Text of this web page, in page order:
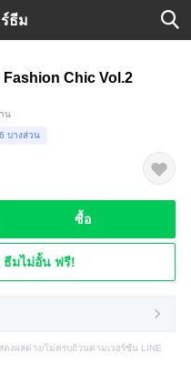
ร์ธีม
Chic Vol.2
น
บางส่วน
ซื้อ
ธีมไม่อั้น ฟรี!
งผลต่าง/ไม่ครบถ้วนตามเวอร์ชัน LINE